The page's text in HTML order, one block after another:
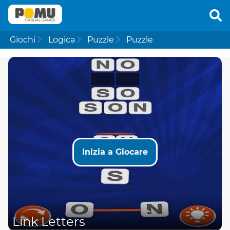
Giochi Logica Puzzle Puzzle
Inizia a Giocare
Link Letters